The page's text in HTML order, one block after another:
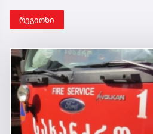
რეგიონი